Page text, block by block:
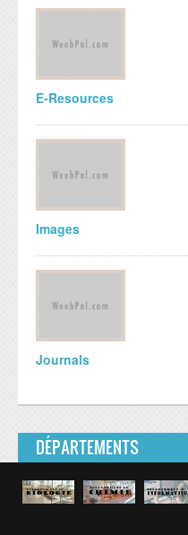
E-Resources
Images
Journals
DÉPARTEMENTS